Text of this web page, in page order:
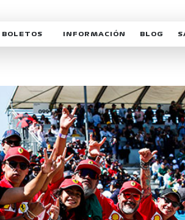
BOLETOS INFORMACIÓN
DERECHO DE PRIMERA
REFORESTEMOS JUNTOS
MOTORSPORT ACADEMY
VOLUNTARIOS
EXPOSICIÓN FOTOGRÁFICA
CAMPEONATO
BLOG
MEXICOGP